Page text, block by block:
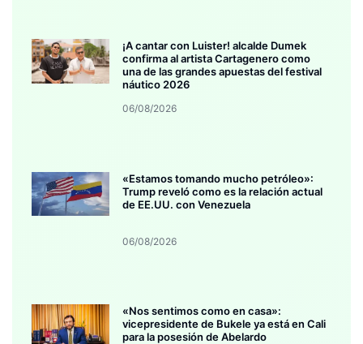
¡A cantar con Luister! alcalde Dumek
confirma al artista Cartagenero como
una de las grandes apuestas del festival
náutico 2026
06/08/2026
«Estamos tomando mucho petróleo»:
Trump reveló como es la relación actual
de EE.UU. con Venezuela
06/08/2026
«Nos sentimos como en casa»:
vicepresidente de Bukele ya está en Cali
para la posesión de Abelardo